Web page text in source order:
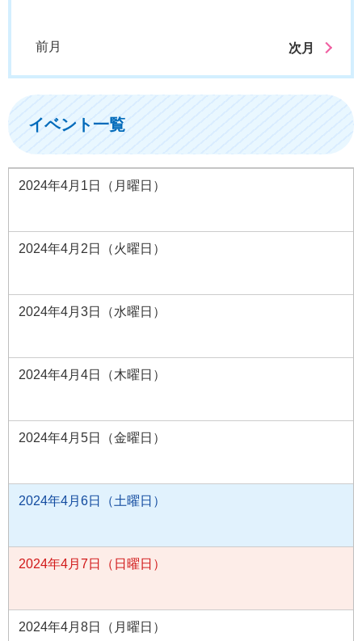
前月 次月
イベント一覧
2024年4月1日（月曜日）
2024年4月2日（火曜日）
2024年4月3日（水曜日）
2024年4月4日（木曜日）
2024年4月5日（金曜日）
2024年4月6日（土曜日）
2024年4月7日（日曜日）
2024年4月8日（月曜日）